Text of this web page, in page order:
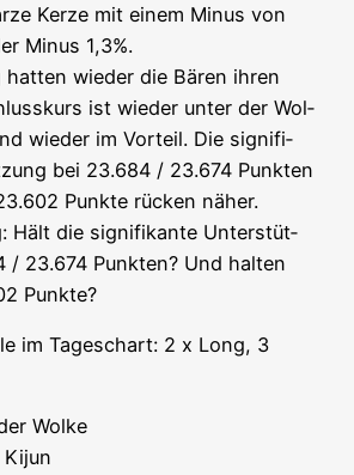
Ker­ze mit einem Minus von
Minus 1,3%.
hat­ten wie­der die Bären ihren
ist wie­der unter der Wol­
wie­der im Vor­teil. Die signi­fi­
bei 23.684 / 23.674 Punk­ten
Punk­te rücken näher.
Hält die signi­fi­kan­te Unter­stüt­
/ 23.674 Punk­ten? Und hal­ten
Punkte?
im Tages­chart: 2 x Long, 3
Wol­ke
Kijun